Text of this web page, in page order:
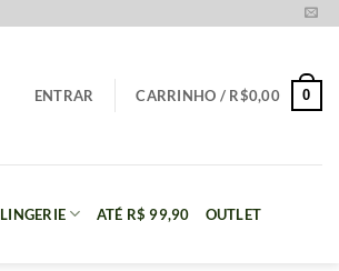
ENTRAR CARRINHO / R$0,00 0
LINGERIE ATÉ R$ 99,90 OUTLET